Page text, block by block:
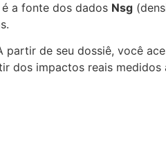
é a fonte dos dados Nsg
de seu dossiê, você
dos impactos reais medidos